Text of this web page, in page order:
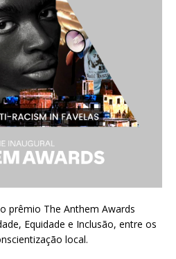
prêmio The Anthem Awards
Equidade e Inclusão, entre os
local.